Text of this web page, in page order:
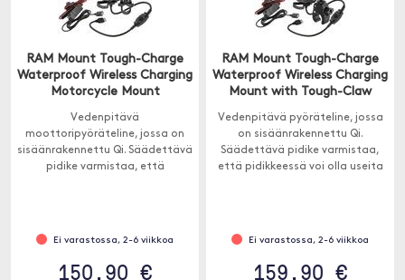
RAM Mount Tough-Charge
Waterproof Wireless Charging
Motorcycle Mount
Vedenpitävä
moottoripyöräteline, jossa on
sisäänrakennettu Qi. Säädettävä
pidike varmistaa, että
Ei varastossa, 2-6 viikkoa
150.90 €
RAM Mount Tough-Charge
Waterproof Wireless Charging
Mount with Tough-Claw
Vedenpitävä pyöräteline, jossa
on sisäänrakennettu Qi.
Säädettävä pidike varmistaa,
että pidikkeessä voi olla useita
Ei varastossa, 2-6 viikkoa
159.90 €